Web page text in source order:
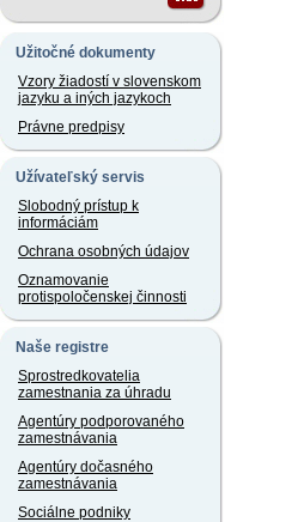
Užitočné dokumenty
Vzory žiadostí v slovenskom
jazyku a iných jazykoch
Právne predpisy
Užívateľský servis
Slobodný prístup k
informáciám
Ochrana osobných údajov
Oznamovanie
protispoločenskej činnosti
Naše registre
Sprostredkovatelia
zamestnania za úhradu
Agentúry podporovaného
zamestnávania
Agentúry dočasného
zamestnávania
Sociálne podniky